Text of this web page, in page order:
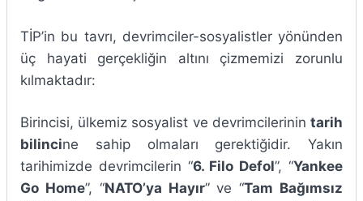
TİP’in bu tavrı, devrimciler-sosyalistler yönünden
üç hayati gerçekliğin altını çizmemizi zorunlu
kılmaktadır:
Birincisi, ülkemiz sosyalist ve devrimcilerinin tarih
bilincine sahip olmaları gerektiğidir. Yakın
tarihimizde devrimcilerin “6. Filo Defol”, “Yankee
Go Home”, “NATO’ya Hayır” ve “Tam Bağımsız